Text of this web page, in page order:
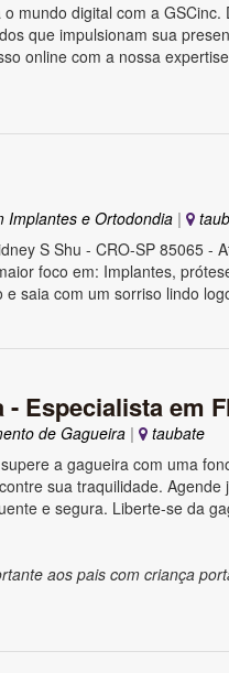
mundo digital com a GSCinc.
que impulsionam sua
online com a nossa
e Ortodondia|
S Shu - CRO-SP 85065 -
foco em: Implantes,
saia com um sorriso lindo
Especialista em
de Gagueira|
taubate
a gagueira com uma
sua traquilidade. Agende
e segura. Liberte-se da
aos pais com criança